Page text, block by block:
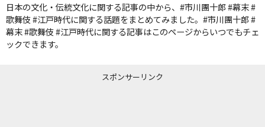
日本の文化・伝統文化に関する記事の中から、#市川團十郎 #幕末 #
歌舞伎 #江戸時代に関する話題をまとめてみました。#市川團十郎 #
幕末 #歌舞伎 #江戸時代に関する記事はこのページからいつでもチェ
ックできます。
スポンサーリンク